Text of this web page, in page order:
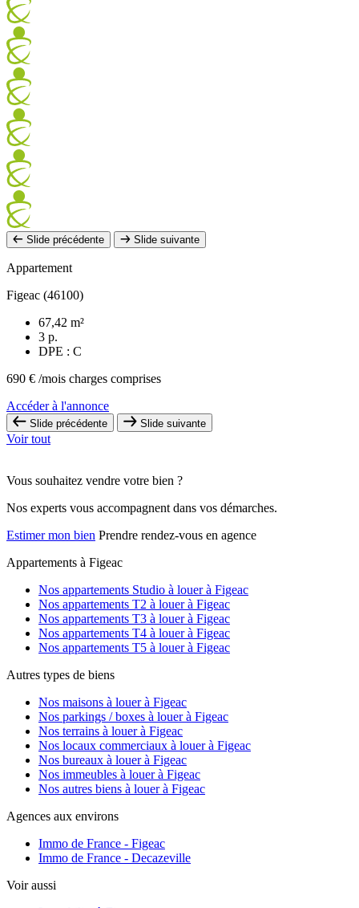
Slide précédente Slide suivante
Appartement
Figeac (46100)
67,42 m²
3 p.
DPE : C
690 € /mois charges comprises
Accéder à l'annonce
Slide précédente Slide suivante
Voir tout
Vous souhaitez vendre votre bien ?
Nos experts vous accompagnent dans vos démarches.
Estimer mon bien Prendre rendez-vous en agence
Appartements à Figeac
Nos appartements Studio à louer à Figeac
Nos appartements T2 à louer à Figeac
Nos appartements T3 à louer à Figeac
Nos appartements T4 à louer à Figeac
Nos appartements T5 à louer à Figeac
Autres types de biens
Nos maisons à louer à Figeac
Nos parkings / boxes à louer à Figeac
Nos terrains à louer à Figeac
Nos locaux commerciaux à louer à Figeac
Nos bureaux à louer à Figeac
Nos immeubles à louer à Figeac
Nos autres biens à louer à Figeac
Agences aux environs
Immo de France - Figeac
Immo de France - Decazeville
Voir aussi